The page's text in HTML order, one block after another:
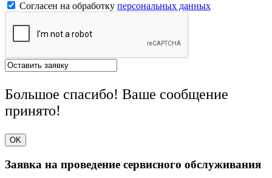
Согласен на обработку персональных данных
Большое спасибо! Ваше сообщение
принято!
OK
Заявка на проведение сервисного обслуживания